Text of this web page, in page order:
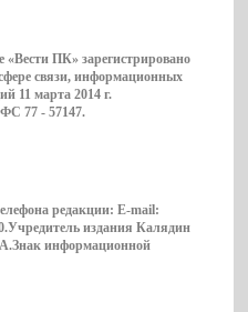
ПК» зарегистрировано
связи, информационных
11 марта 2014 г.
77 - 57147.
редакции: E-mail:
издания Калядин
информационной